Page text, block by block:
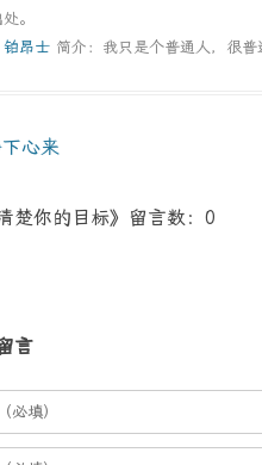
。
铂昂士 简介：我只是个普通人，很
心来
楚你的目标》留言数：0
言